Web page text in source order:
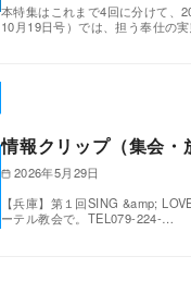
本特集はこれまで4回に分けて
10月19日号）では、担う奉仕の
情報クリップ（集会
2026年5月29日
【兵庫】第１回SING &amp;
ーテル教会で。TEL079-224-…